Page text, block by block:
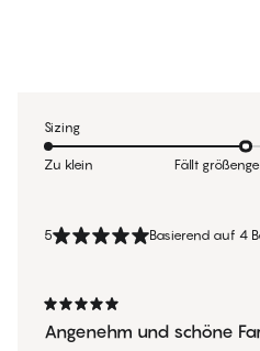
5 Basierend auf 4
Angenehm und schöne
Sizing
Zu klein Fällt